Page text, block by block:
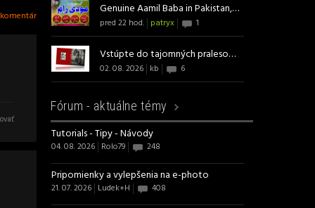
Genuine Aamil Baba in Pakistan,R...
pred 22 hod. patryx 1
Vstúpte do tajomných pralesov s ...
02. 08. 2026 kb 6
Fórum - aktuálne témy
Tutorials - Tipy - Návody
04. 08. 2026 Rolo79 248
Pripomienky a vylepšenia na e-photo
21. 07. 2026 Ludek+H 408